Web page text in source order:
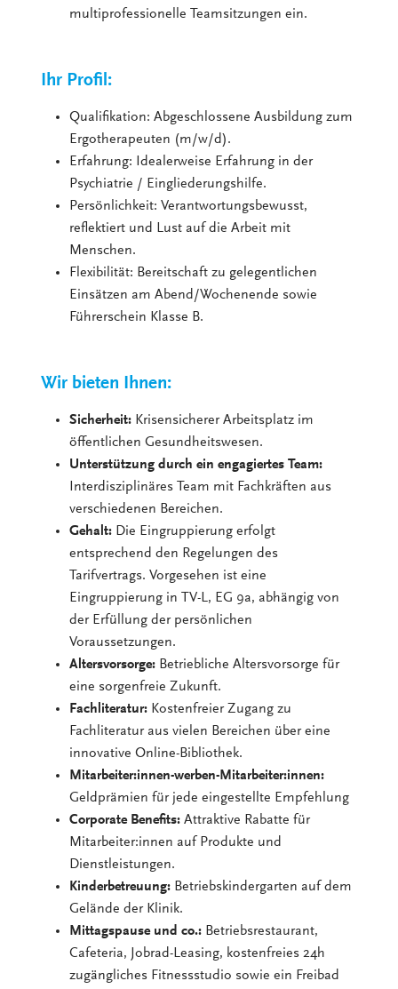
multiprofessionelle Teamsitzungen ein.
Ihr Profil:
Qualifikation: Abgeschlossene Ausbildung zum
Ergotherapeuten (m/w/d).
Erfahrung: Idealerweise Erfahrung in der
Psychiatrie / Eingliederungshilfe.
Persönlichkeit: Verantwortungsbewusst,
reflektiert und Lust auf die Arbeit mit
Menschen.
Flexibilität: Bereitschaft zu gelegentlichen
Einsätzen am Abend/Wochenende sowie
Führerschein Klasse B.
Wir bieten Ihnen:
Sicherheit: Krisensicherer Arbeitsplatz im
öffentlichen Gesundheitswesen.
Unterstützung durch ein engagiertes Team:
Interdisziplinäres Team mit Fachkräften aus
verschiedenen Bereichen.
Gehalt: Die Eingruppierung erfolgt
entsprechend den Regelungen des
Tarifvertrags. Vorgesehen ist eine
Eingruppierung in TV-L, EG 9a, abhängig von
der Erfüllung der persönlichen
Voraussetzungen.
Altersvorsorge: Betriebliche Altersvorsorge für
eine sorgenfreie Zukunft.
Fachliteratur: Kostenfreier Zugang zu
Fachliteratur aus vielen Bereichen über eine
innovative Online-Bibliothek.
Mitarbeiter:innen-werben-Mitarbeiter:innen:
Geldprämien für jede eingestellte Empfehlung
Corporate Benefits: Attraktive Rabatte für
Mitarbeiter:innen auf Produkte und
Dienstleistungen.
Kinderbetreuung: Betriebskindergarten auf dem
Gelände der Klinik.
Mittagspause und co.: Betriebsrestaurant,
Cafeteria, Jobrad-Leasing, kostenfreies 24h
zugängliches Fitnessstudio sowie ein Freibad